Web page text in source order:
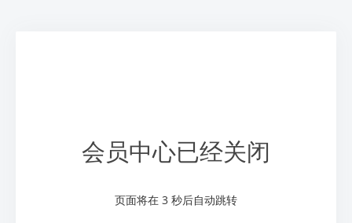
会员中心已经关闭
页面将在 3 秒后自动跳转